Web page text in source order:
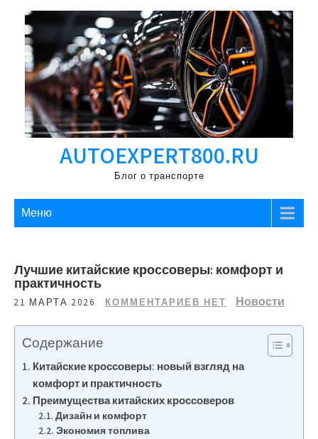
Перейти
содержимому
AUTOEXPERT800.RU
Блог о транспорте
Меню
Лучшие китайские кроссоверы: комфорт и
практичность
21 МАРТА 2026 КОММЕНТАРИЕВ НЕТ Новости
Содержание
Китайские кроссоверы: новый взгляд на
комфорт и практичность
Преимущества китайских кроссоверов
Дизайн и комфорт
Экономия топлива